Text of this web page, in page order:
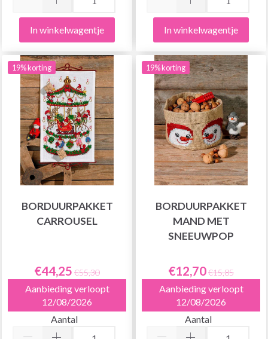
In winkelwagentje In winkelwagentje
19% korting
BORDUURPAKKET
CARROUSEL
€44,25 €55,30
Aanbieding verloopt
12/08/2026
Aantal
19% korting
BORDUURPAKKET
MAND MET
SNEEUWPOP
€12,70€15,85
Aanbieding verloopt
12/08/2026
Aantal